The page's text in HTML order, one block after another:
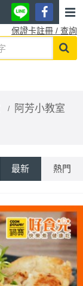
保證卡註冊 / 查詢
阿芳小教室
最新 熱門